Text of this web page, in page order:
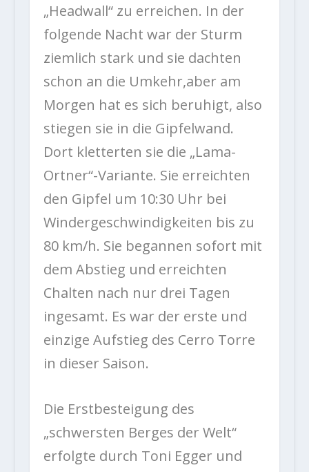
„Headwall“ zu erreichen. In der
folgende Nacht war der Sturm
ziemlich stark und sie dachten
schon an die Umkehr,aber am
Morgen hat es sich beruhigt, also
stiegen sie in die Gipfelwand.
Dort kletterten sie die „Lama-
Ortner“-Variante. Sie erreichten
den Gipfel um 10:30 Uhr bei
Windergeschwindigkeiten bis zu
80 km/h. Sie begannen sofort mit
dem Abstieg und erreichten
Chalten nach nur drei Tagen
ingesamt. Es war der erste und
einzige Aufstieg des Cerro Torre
in dieser Saison.
Die Erstbesteigung des
„schwersten Berges der Welt“
erfolgte durch Toni Egger und